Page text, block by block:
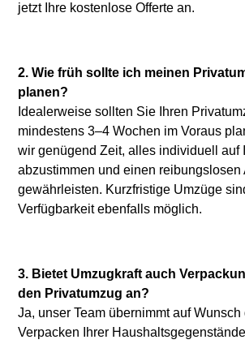
jetzt Ihre kostenlose Offerte an.
2. Wie früh sollte ich meinen
planen?
Idealerweise sollten Sie Ihren
mindestens 3–4 Wochen im Voraus
wir genügend Zeit, alles individuell auf
abzustimmen und einen reibungslosen
gewährleisten. Kurzfristige Umzüge
Verfügbarkeit ebenfalls möglich.
3. Bietet Umzugkraft auch
den Privatumzug an?
Ja, unser Team übernimmt auf
Verpacken Ihrer